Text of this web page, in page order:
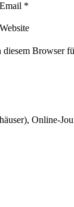
Email *
Website
Browser
Online-